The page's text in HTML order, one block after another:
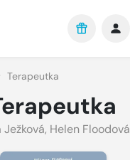
Terapeutka
, Helen Floodová